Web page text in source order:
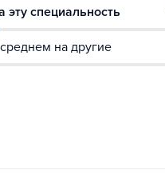
эту специальность
на другие